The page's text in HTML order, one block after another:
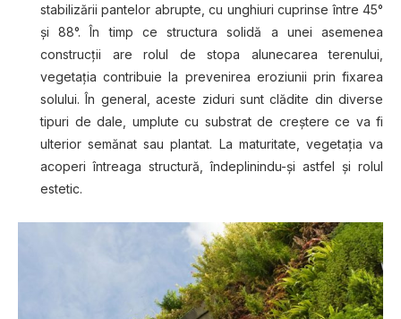
stabilizării pantelor abrupte, cu unghiuri cuprinse între 45°
şi 88°. În timp ce structura solidă a unei asemenea
construcţii are rolul de stopa alunecarea terenului,
vegetaţia contribuie la prevenirea eroziunii prin fixarea
solului. În general, aceste ziduri sunt clădite din diverse
tipuri de dale, umplute cu substrat de creştere ce va fi
ulterior semănat sau plantat. La maturitate, vegetaţia va
acoperi întreaga structură, îndeplinindu-şi astfel şi rolul
estetic.